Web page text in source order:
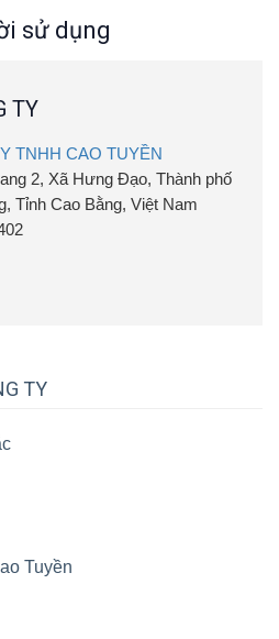
sử dụng
TY
TNHH CAO TUYỀN
2, Xã Hưng Đạo, Thành phố
Tỉnh Cao Bằng, Việt Nam
TY
Tuyền